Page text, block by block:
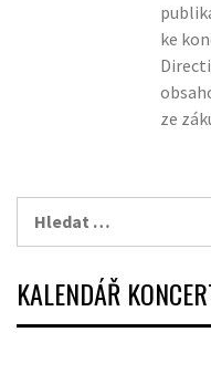
ke
ze
KALENDÁŘ